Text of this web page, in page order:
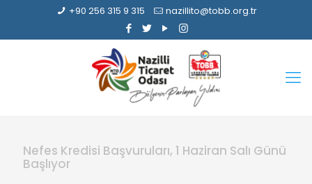
+90 256 315 9 315 nazillito@tobb.org.tr
Nefes Kredisi Başvuruları, 1 Haziran Salı Günü
Başlıyor